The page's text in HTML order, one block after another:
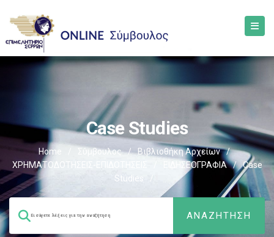
Case Studies
Home Σύμβουλος / Βιβλιοθήκη Αρχείων
/
ΧΡΗΜΑΤΟΔΟΤΗΣΕΙΣ-ΕΠΙΔΟΤΗΣΕΙΣ
ΕΙΔΗΣΕΟΓΡΑΦΙΑ /
Case
Studies
/